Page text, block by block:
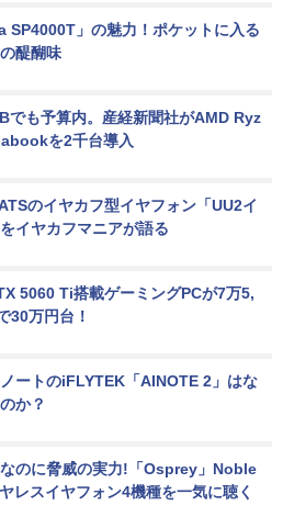
SP4000T」の魅力！ポケットに入る
醍醐味
でも予算内。産経新聞社がAMD Ryz
を2千台導入
のイヤカフ型イヤフォン「UU2イ
イヤカフマニアが語る
5060 Ti搭載ゲーミングPCが7万5,
30万円台！
ートのiFLYTEK「AINOTE 2」はな
か？
のに脅威の実力!「Osprey」Noble
レスイヤフォン4機種を一気に聴く